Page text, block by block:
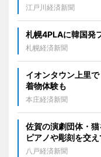
江戸川経済新聞
札幌4PLAに韓国発
札幌経済新聞
イオンタウン上里
着物体験も
本庄経済新聞
佐賀の演劇団体・
ピアノや彫刻を交え
八戸経済新聞